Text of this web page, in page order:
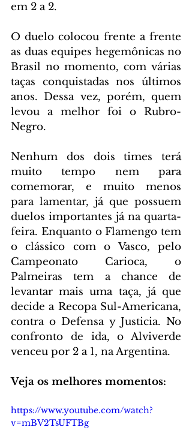
em 2 a 2.
O duelo colocou frente a frente
as duas equipes hegemônicas no
Brasil no momento, com várias
taças conquistadas nos últimos
anos. Dessa vez, porém, quem
levou a melhor foi o Rubro-
Negro.
Nenhum dos dois times terá
muito tempo nem para
comemorar, e muito menos
para lamentar, já que possuem
duelos importantes já na quarta-
feira. Enquanto o Flamengo tem
o clássico com o Vasco, pelo
Campeonato Carioca, o
Palmeiras tem a chance de
levantar mais uma taça, já que
decide a Recopa Sul-Americana,
contra o Defensa y Justicia. No
confronto de ida, o Alviverde
venceu por 2 a 1, na Argentina.
Veja os melhores momentos:
https://www.youtube.com/watch?
v=mBV2TsUFTBg